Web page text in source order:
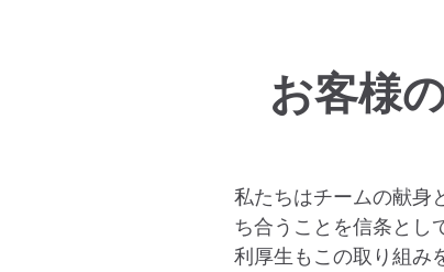
お客様
私たちはチームの献身
ち合うことを信条とし
利厚生もこの取り組み